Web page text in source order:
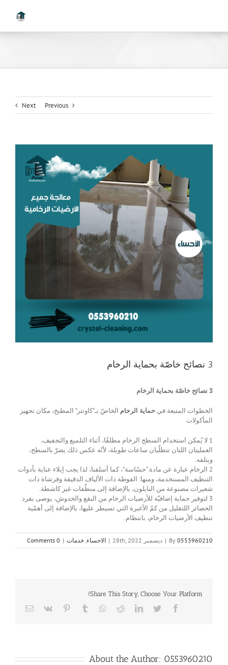
Previous
Next
3 نصائح خاصّة بحماية الرخام
3 نصائح خاصّة بحماية الرخام
الخطوات المتبعة في حماية الرخام الخاصّ بـ”كاونتر” المطبخ، مكان تجهيز
المأكولات
1 لا يُمكن استخدام السطح الرخام مطلقًا، أثناء التلميع والتجفيف،
العمليتان اللتان تتطلّبان ساعات طويلة، لأنّه عكس ذلك يضرّ بالسطح،
ويتلفه.
2 الرخام عبارة عن مادة “حسّاسة”، كما أسلفنا، لذا يجب إيلاء عناية بأدوات
التنظيف المستخدمة، ومنها: الفوطة ذات الألياف الدقيقة وفرشاة ذات
شعيرات مصنوعة من النايلون، بالإضافة إلى منظّفات غير كاشطة.
3 لتوفير حماية إضافيّة للأرضيات الرخام من البقع والخدوش، يوصى بفرد
الحصائر اللتقليل من كمّ الأغبرة التي تسيطر عليها، بالإضافة إلى أهمّية
تنظيف الأرضيات الرخام، بانتظام.
By 0553960210
| ديسمبر 28th, 2022 | الاحساء خدمات |
0 Comments
Share This Story, Choose Your Platform!
Facebook
Twitter
LinkedIn
Reddit
Whatsapp
Tumblr
Pinterest
Vk
Email
About the Author: 0553960210